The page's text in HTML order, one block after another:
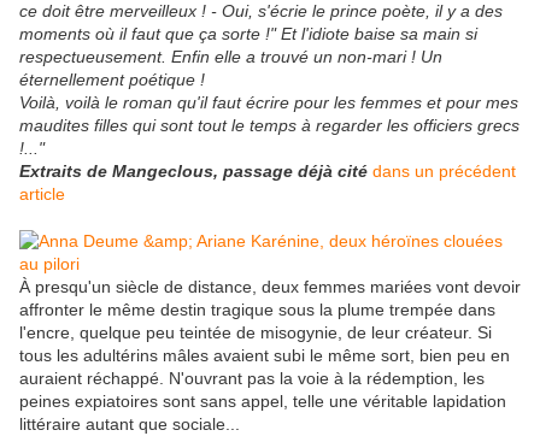
ce doit être merveilleux ! - Oui, s'écrie le prince poète, il y a des
moments où il faut que ça sorte !" Et l'idiote baise sa main si
respectueusement. Enfin elle a trouvé un non-mari ! Un
éternellement poétique !
Voilà, voilà le roman qu'il faut écrire pour les femmes et pour mes
maudites filles qui sont tout le temps à regarder les officiers grecs
!..."
Extraits de Mangeclous, passage déjà cité dans un précédent
article
À presqu'un siècle de distance, deux femmes mariées vont devoir
affronter le même destin tragique sous la plume trempée dans
l'encre, quelque peu teintée de misogynie, de leur créateur. Si
tous les adultérins mâles avaient subi le même sort, bien peu en
auraient réchappé. N'ouvrant pas la voie à la rédemption, les
peines expiatoires sont sans appel, telle une véritable lapidation
littéraire autant que sociale...